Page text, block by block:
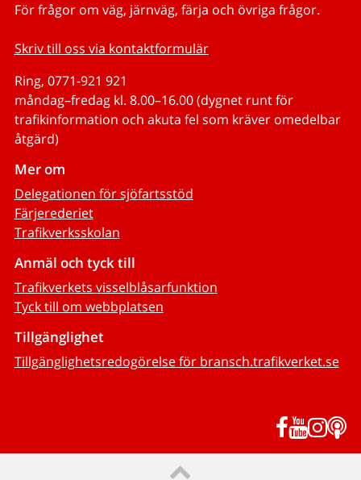
För frågor om väg, järnväg, färja och övriga frågor.
Skriv till oss via kontaktformulär
Ring, 0771-921 921
måndag–fredag kl. 8.00–16.00 (dygnet runt för
trafikinformation och akuta fel som kräver omedelbar
åtgärd)
Mer om
Delegationen för sjöfartsstöd
Färjerederiet
Trafikverksskolan
Anmäl och tyck till
Trafikverkets visselblåsarfunktion
Tyck till om webbplatsen
Tillgänglighet
Tillgänglighetsredogörelse för bransch.trafikverket.se
Facebook
YouTube